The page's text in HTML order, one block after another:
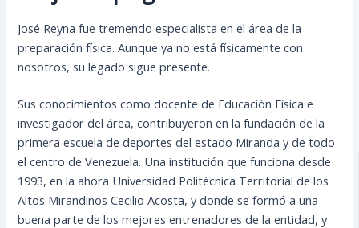
José Reyna fue tremendo especialista en el área de la
preparación física. Aunque ya no está físicamente con
nosotros, su legado sigue presente.
Sus conocimientos como docente de Educación Física e
investigador del área, contribuyeron en la fundación de la
primera escuela de deportes del estado Miranda y de todo
el centro de Venezuela. Una institución que funciona desde
1993, en la ahora Universidad Politécnica Territorial de los
Altos Mirandinos Cecilio Acosta, y donde se formó a una
buena parte de los mejores entrenadores de la entidad, y